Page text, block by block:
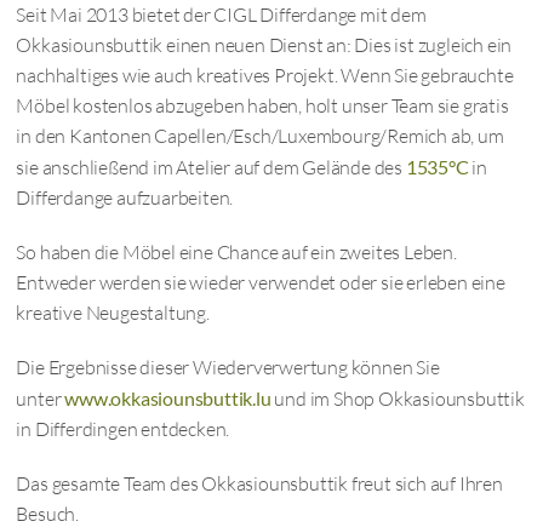
Seit Mai 2013 bietet der CIGL Differdange mit dem
Okkasiounsbuttik einen neuen Dienst an: Dies ist zugleich ein
nachhaltiges wie auch kreatives Projekt. Wenn Sie gebrauchte
Möbel kostenlos abzugeben haben, holt unser Team sie gratis
in den Kantonen Capellen/Esch/Luxembourg/Remich ab, um
sie anschließend im Atelier auf dem Gelände des 1535°C in
Differdange aufzuarbeiten.
So haben die Möbel eine Chance auf ein zweites Leben.
Entweder werden sie wieder verwendet oder sie erleben eine
kreative Neugestaltung.
Die Ergebnisse dieser Wiederverwertung können Sie
unterwww.okkasiounsbuttik.lu und im Shop Okkasiounsbuttik
in Differdingen entdecken.
Das gesamte Team des Okkasiounsbuttik freut sich auf Ihren
Besuch.